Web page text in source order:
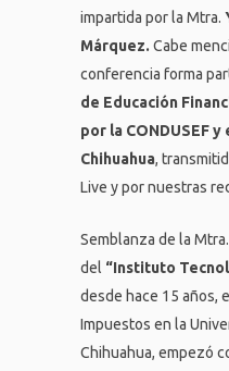
impartida por la Mtra.
Márquez. Cabe
conferencia forma
de Educación
por la CONDUSEF y
Chihuahua,
Live y por nuestras
Semblanza de la
del “Instituto
desde hace 15 años,
Impuestos en la
Chihuahua, empezó